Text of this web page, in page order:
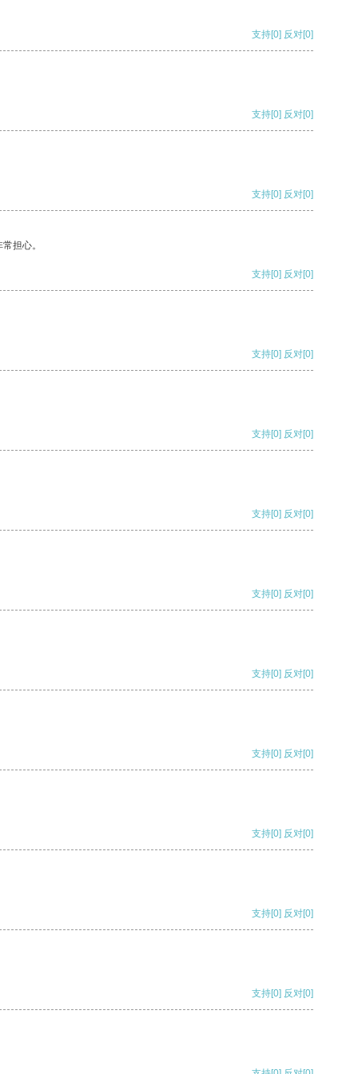
支持[0] 反对[0]
支持[0] 反对[0]
支持[0] 反对[0]
担心。
支持[0] 反对[0]
支持[0] 反对[0]
支持[0] 反对[0]
支持[0] 反对[0]
支持[0] 反对[0]
支持[0] 反对[0]
支持[0] 反对[0]
支持[0] 反对[0]
支持[0] 反对[0]
支持[0] 反对[0]